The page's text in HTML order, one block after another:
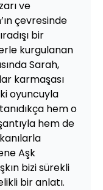
ve
çevresinde
bir
kurgulanan
Sarah,
karmaşası
oyuncuyla
hem o
hem de
Aşk
bizi sürekli
bir anlatı.